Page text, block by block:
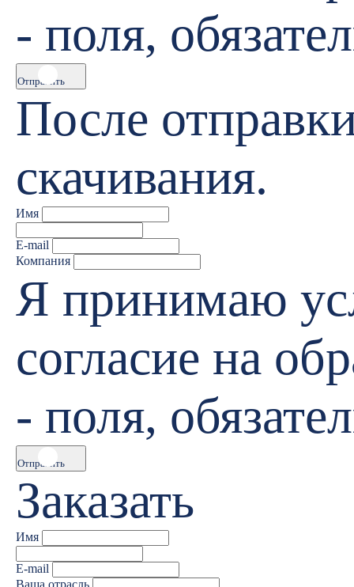
- поля,
Отправить
После
скачивания.
Имя
E-mail
Компания
Я принимаю
согласие на
- поля,
Отправить
Заказать
Имя
E-mail
Ваша отрасль